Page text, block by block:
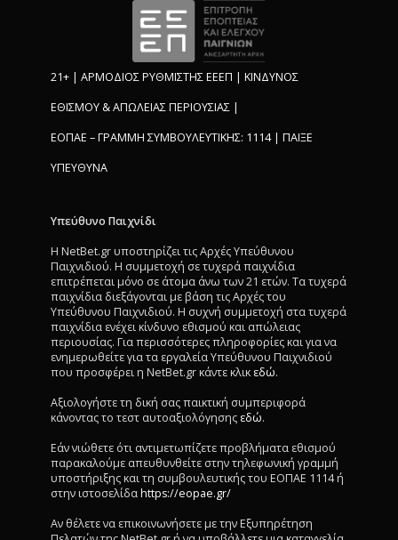
21+ | ΑΡΜΟΔΙΟΣ ΡΥΘΜΙΣΤΗΣ ΕΕΕΠ | ΚΙΝΔΥΝΟΣ
ΕΘΙΣΜΟΥ & ΑΠΩΛΕΙΑΣ ΠΕΡΙΟΥΣΙΑΣ |
ΕΟΠΑΕ – ΓΡΑΜΜΗ ΣΥΜΒΟΥΛΕΥΤΙΚΗΣ: 1114 | ΠΑΙΞΕ
ΥΠΕΥΘΥΝΑ
Υπεύθυνο Παιχνίδι
Η NetBet.gr υποστηρίζει τις Αρχές Υπεύθυνου
Παιχνιδιού. Η συμμετοχή σε τυχερά παιχνίδια
επιτρέπεται μόνο σε άτομα άνω των 21 ετών. Τα τυχερά
παιχνίδια διεξάγονται με βάση τις Αρχές του
Υπεύθυνου Παιχνιδιού. Η συχνή συμμετοχή στα τυχερά
παιχνίδια ενέχει κίνδυνο εθισμού και απώλειας
περιουσίας. Για περισσότερες πληροφορίες και για να
ενημερωθείτε για τα εργαλεία Υπεύθυνου Παιχνιδιού
που προσφέρει η NetBet.gr κάντε κλικ εδώ.
Αξιολογήστε τη δική σας παικτική συμπεριφορά
κάνοντας το τεστ αυτοαξιολόγησης εδώ.
Εάν νιώθετε ότι αντιμετωπίζετε προβλήματα εθισμού
παρακαλούμε απευθυνθείτε στην τηλεφωνική γραμμή
υποστήριξης και τη συμβουλευτικής του ΕΟΠΑΕ 1114 ή
στην ιστοσελίδαhttps://eopae.gr/
Αν θέλετε να επικοινωνήσετε με την Εξυπηρέτηση